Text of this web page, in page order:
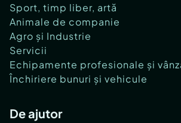
Sport, timp liber, artă
Animale de companie
Agro și Industrie
Servicii
Echipamente profesionale și
Închiriere bunuri și vehicule
De ajutor